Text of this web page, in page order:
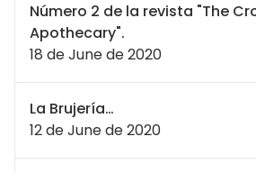
Número 2 de la revista "The
Apothecary".
18 de June de 2020
La Brujería…
12 de June de 2020